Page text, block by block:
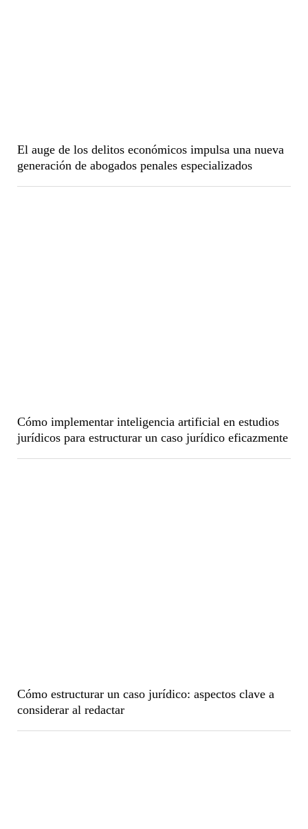
El auge de los delitos económicos impulsa una nueva
generación de abogados penales especializados
Cómo implementar inteligencia artificial en estudios
jurídicos para estructurar un caso jurídico eficazmente
Cómo estructurar un caso jurídico: aspectos clave a
considerar al redactar